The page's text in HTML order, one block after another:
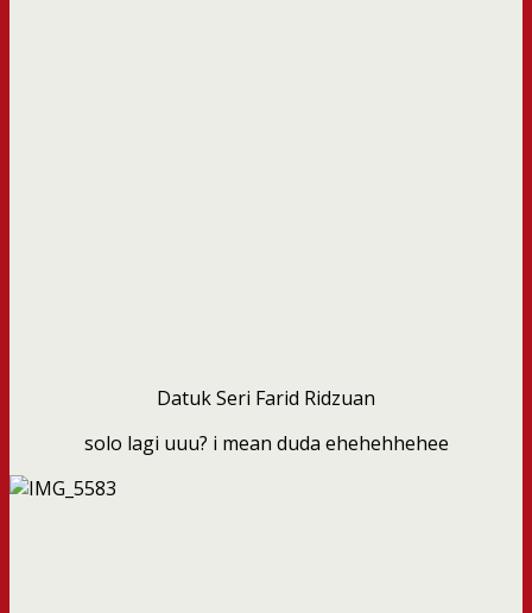
Datuk Seri Farid Ridzuan
solo lagi uuu? i mean duda ehehehhehee